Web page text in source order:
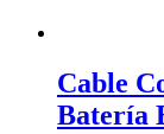
Cable
Batería